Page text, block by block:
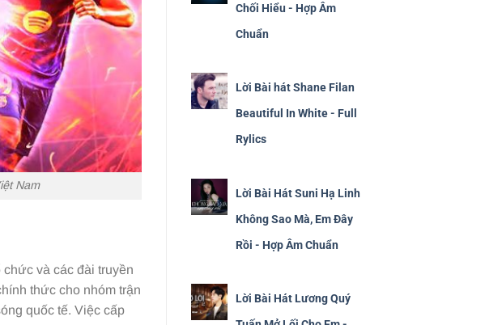
Nam
và các đài truyền
thức cho nhóm trận
quốc tế. Việc cấp
Chối Hiểu - Hợp Âm
Chuẩn
Lời Bài hát Shane Filan
Beautiful In White - Full
Rylics
Lời Bài Hát Suni Hạ Linh
Không Sao Mà, Em Đây
Rồi - Hợp Âm Chuẩn
Lời Bài Hát Lương Quý